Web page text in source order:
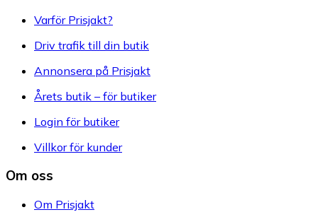
Varför Prisjakt?
Driv trafik till din butik
Annonsera på Prisjakt
Årets butik – för butiker
Login för butiker
Villkor för kunder
Om oss
Om Prisjakt